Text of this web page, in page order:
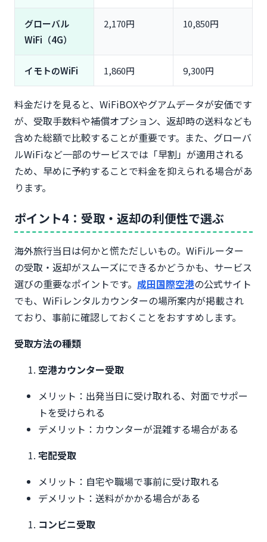
グローバル
WiFi（4G）
2,170円 10,850円
イモトのWiFi 1,860円 9,300円
料金だけを見ると、WiFiBOXやグアムデータが安価です
が、受取手数料や補償オプション、返却時の送料なども
含めた総額で比較することが重要です。また、グローバ
ルWiFiなど一部のサービスでは「早割」が適用される
ため、早めに予約することで料金を抑えられる場合があ
ります。
ポイント4：受取・返却の利便性で選ぶ
海外旅行当日は何かと慌ただしいもの。WiFiルーター
の受取・返却がスムーズにできるかどうかも、サービス
選びの重要なポイントです。 成田国際空港の公式サイト
でも、WiFiレンタルカウンターの場所案内が掲載され
ており、事前に確認しておくことをおすすめします。
受取方法の種類
空港カウンター受取
メリット：出発当日に受け取れる、対面でサポー
トを受けられる
デメリット：カウンターが混雑する場合がある
宅配受取
メリット：自宅や職場で事前に受け取れる
デメリット：送料がかかる場合がある
コンビニ受取